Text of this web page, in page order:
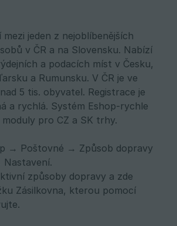
jeden z nejoblíbenějších
v ČR a na Slovensku. Nabízí
a podacích míst v Česku,
a Rumunsku. V ČR je ve
5 tis. obyvatel. Registrace je
a rychlá. Systém Eshop-rychle
pro CZ a SK trhy.
→ Poštovné → Způsob dopravy
způsoby dopravy a zde
Zásilkovna, kterou pomocí